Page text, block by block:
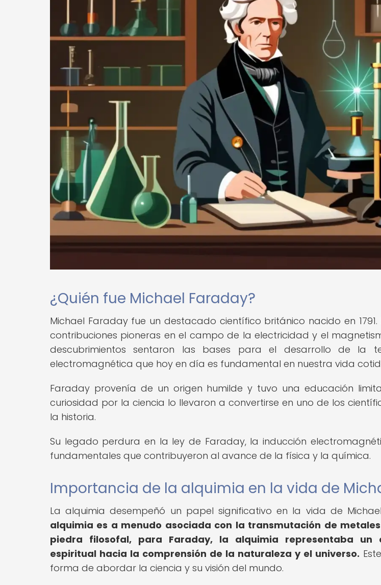
¿Quién fue Michael Faraday?
Michael Faraday fue un destacado científico británico nacido en
contribuciones pioneras en el campo de la electricidad y el
descubrimientos sentaron las bases para el desarrollo de la
electromagnética que hoy en día es fundamental en nuestra vida
Faraday provenía de un origen humilde y tuvo una educación
curiosidad por la ciencia lo llevaron a convertirse en uno de los
la historia.
Su legado perdura en la ley de Faraday, la inducción
fundamentales que contribuyeron al avance de la física y la química.
Importancia de la alquimia en la vida de
La alquimia desempeñó un papel significativo en la vida de
alquimia es a menudo asociada con la transmutación de
piedra filosofal, para Faraday, la alquimia representaba un
espiritual hacia la comprensión de la naturaleza y el universo.
forma de abordar la ciencia y su visión del mundo.